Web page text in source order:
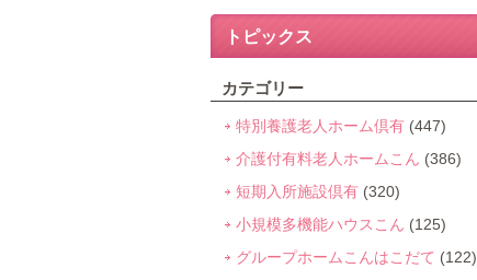
トピックス
カテゴリー
特別養護老人ホーム倶有 (447)
介護付有料老人ホームこん (386)
短期入所施設倶有 (320)
小規模多機能ハウスこん (125)
グループホームこんはこだて (122)